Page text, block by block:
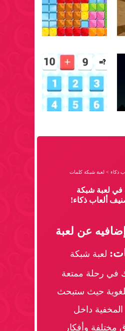
ذكاء > لعبة شبكة كلمات
في لعبة شبكة
ألعاب ذكاء!
عن لعبة
لعبة شبكة
في رحلة ممتعة
حيث ستبحث
داخل
مختلفة وأفكار